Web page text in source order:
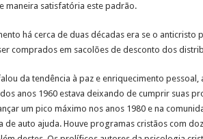
maneira satisfatória este padrão.
há cerca de duas décadas era se o anticristo
comprados em sacolões de desconto dos
da tendência à paz e enriquecimento
anos 1960 estava deixando de cumprir suas
um pico máximo nos anos 1980 e na
de auto ajuda. Houve programas cristãos com